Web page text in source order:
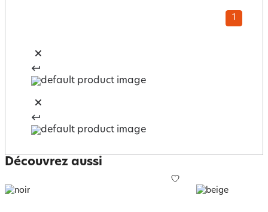
1
Découvrez aussi